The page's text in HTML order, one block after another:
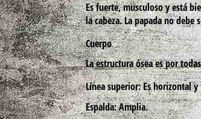
Es fuerte, musculoso y está
la cabeza. La papada no debe
Cuerpo
La estructura ósea es por
Línea superior: Es horizontal
Espalda: Amplia.